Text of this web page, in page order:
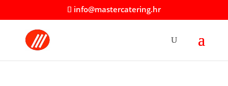
info@mastercatering.hr